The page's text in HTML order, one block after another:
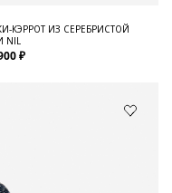
КЭРРОТ ИЗ СЕРЕБРИСТОЙ
₽